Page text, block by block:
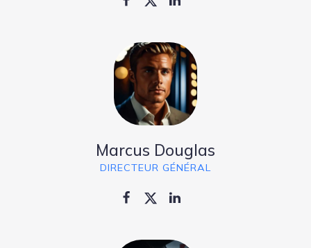
Marcus Douglas
DIRECTEUR GÉNÉRAL